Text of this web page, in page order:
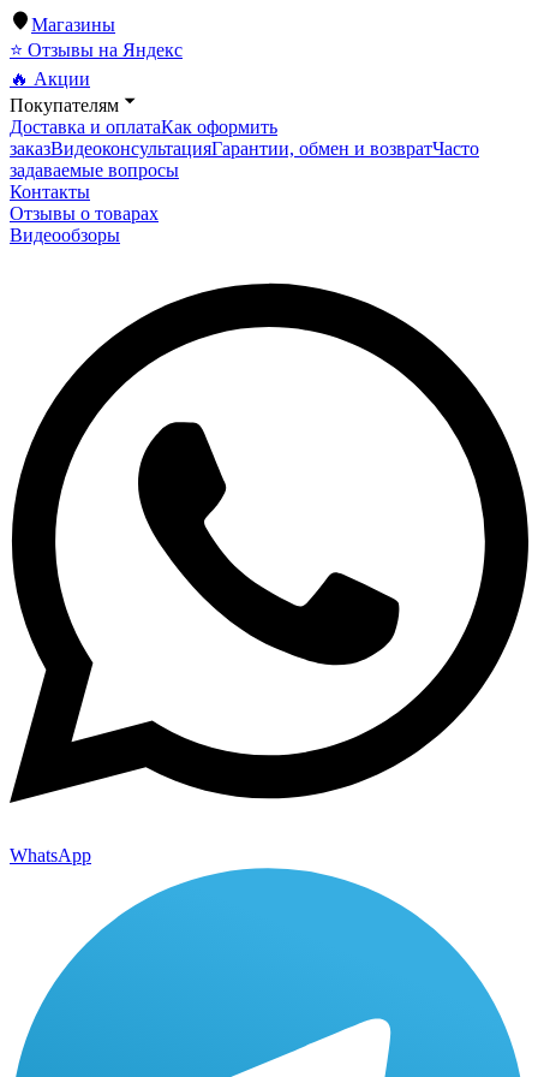
Магазины
⭐ Отзывы на Яндекс
🔥 Акции
Покупателям
Доставка и оплатаКак оформить
заказВидеоконсультацияГарантии, обмен и возвратЧасто
задаваемые вопросы
Контакты
Отзывы о товарах
Видеообзоры
WhatsApp